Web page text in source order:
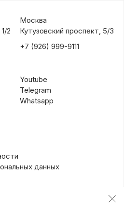
2
Москва
Кутузовский проспект, 5/3
+7 (926) 999-9111
Youtube
Telegram
Whatsapp
данных